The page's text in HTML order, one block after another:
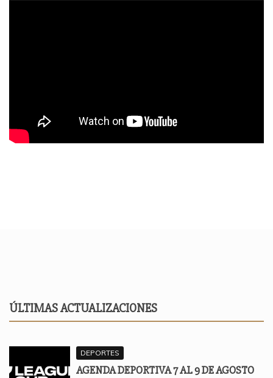
ÚLTIMAS ACTUALIZACIONES
DEPORTES
AGENDA DEPORTIVA 7 AL 9 DE AGOSTO